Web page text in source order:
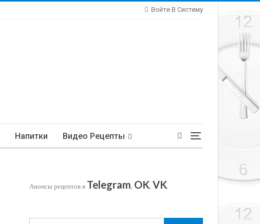
Войти В Систему
Напитки Видео Рецепты
Анонсы рецептов в Telegram, OK, VK.